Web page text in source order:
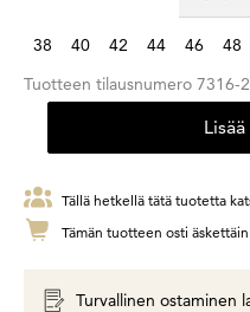
38 40 42 44 46 48
Tuotteen tilausnumero 7316-
Tällä hetkellä tätä tuotetta
Tämän tuotteen osti äskettäin
Turvallinen ostaminen